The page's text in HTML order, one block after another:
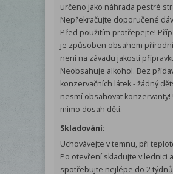
určeno jako náhrada pestré
Nepřekračujte doporučené
Před použitím protřepejte!
je způsoben obsahem
není na závadu jakosti
Neobsahuje alkohol. Bez
konzervačních látek - žádný
nesmí obsahovat konzervanty!
mimo dosah dětí.
Skladování:
Uchovávejte v temnu, při
Po otevření skladujte v lednici a
spotřebujte nejlépe do 2